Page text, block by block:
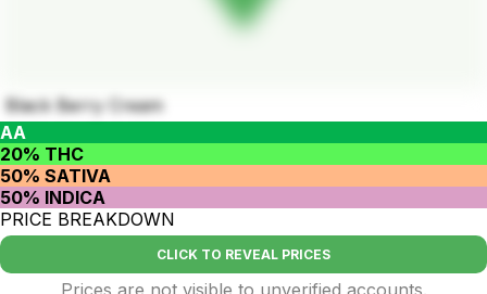
Black Berry Cream
AA
20% THC
50% SATIVA
50% INDICA
PRICE BREAKDOWN
CLICK TO REVEAL PRICES
Prices are not visible to unverified accounts.